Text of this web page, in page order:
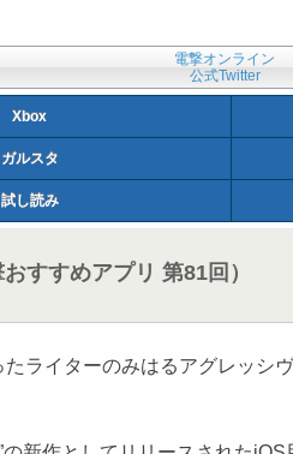
電撃オンライン
公式Twitter
Xbox
ガルスタ
試し読み
すすめアプリ 第81回）
イターのみはるアグレッシ